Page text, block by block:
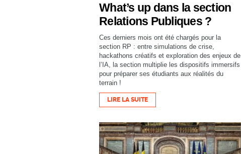
What’s up dans la section
Relations Publiques ?
Ces derniers mois ont été chargés pour la
section RP : entre simulations de crise,
hackathons créatifs et exploration des enjeux de
l’IA, la section multiplie les dispositifs immersifs
pour préparer ses étudiants aux réalités du
terrain !
LIRE LA SUITE